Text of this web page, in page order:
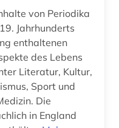
von Periodika
Jahrhunderts
enthaltenen
des Lebens
Literatur, Kultur,
Sport und
Die
in England